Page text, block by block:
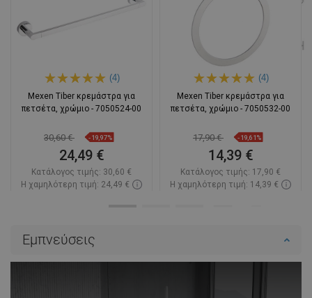
(4)
Mexen Tiber κρεμάστρα για
πετσέτα, χρώμιο - 7050524-00
30,60 € -19,97%
24,49 €
Κατάλογος τιμής: 30,60 €
Η χαμηλότερη τιμή: 24,49 €
(4)
Mexen Tiber κρεμάστρα για
πετσέτα, χρώμιο - 7050532-00
17,90 € -19,61%
14,39 €
Κατάλογος τιμής: 17,90 €
Η χαμηλότερη τιμή: 14,39 €
Εμπνεύσεις